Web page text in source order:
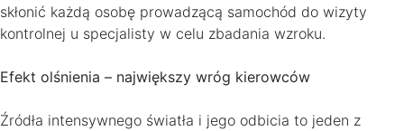
skłonić każdą osobę prowadzącą samochód do wizyty
kontrolnej u specjalisty w celu zbadania wzroku.
Efekt olśnienia – największy wróg kierowców
Źródła intensywnego światła i jego odbicia to jeden z